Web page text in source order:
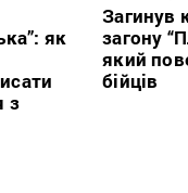
як
з
Загинув
загону
який
бійців